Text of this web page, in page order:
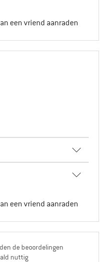
een vriend aanraden
een vriend aanraden
de beoordelingen
nuttig